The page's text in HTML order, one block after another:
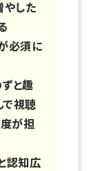
やした
必須に
と趣
視聴
度が担
認知広